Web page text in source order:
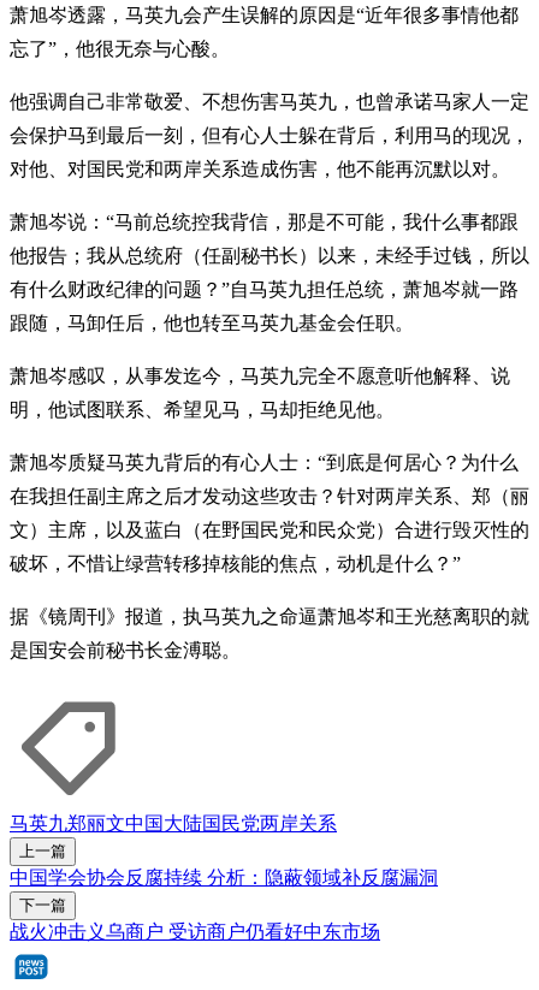
萧旭岑透露，马英九会产生误解的原因是“近年很多事情他都
忘了”，他很无奈与心酸。
他强调自己非常敬爱、不想伤害马英九，也曾承诺马家人一定
会保护马到最后一刻，但有心人士躲在背后，利用马的现况，
对他、对国民党和两岸关系造成伤害，他不能再沉默以对。
萧旭岑说：“马前总统控我背信，那是不可能，我什么事都跟
他报告；我从总统府（任副秘书长）以来，未经手过钱，所以
有什么财政纪律的问题？”自马英九担任总统，萧旭岑就一路
跟随，马卸任后，他也转至马英九基金会任职。
萧旭岑感叹，从事发迄今，马英九完全不愿意听他解释、说
明，他试图联系、希望见马，马却拒绝见他。
萧旭岑质疑马英九背后的有心人士：“到底是何居心？为什么
在我担任副主席之后才发动这些攻击？针对两岸关系、郑（丽
文）主席，以及蓝白（在野国民党和民众党）合进行毁灭性的
破坏，不惜让绿营转移掉核能的焦点，动机是什么？”
据《镜周刊》报道，执马英九之命逼萧旭岑和王光慈离职的就
是国安会前秘书长金溥聪。
马英九郑丽文中国大陆国民党两岸关系
上一篇
中国学会协会反腐持续 分析：隐蔽领域补反腐漏洞
下一篇
战火冲击义乌商户 受访商户仍看好中东市场